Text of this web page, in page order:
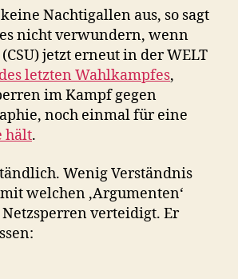
mit
Realitätsverlust?
Nachtigallen aus, so sagt
nicht verwundern, wenn
jetzt erneut in der WELT
letzten Wahlkampfes,
im Kampf gegen
noch einmal für eine
hält.
Wenig Verständnis
welchen ‚Argumenten‘
verteidigt. Er